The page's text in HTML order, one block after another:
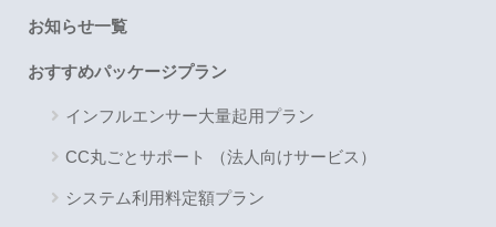
お知らせ一覧
おすすめパッケージプラン
インフルエンサー大量起用プラン
CC丸ごとサポート （法人向けサービス）
システム利用料定額プラン